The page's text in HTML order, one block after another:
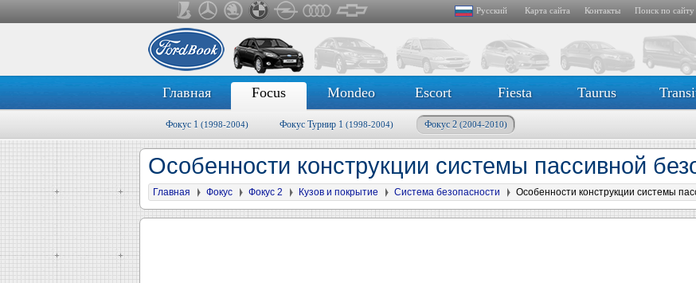
Русский Карта сайта Контакты Поиск по сайту
Главная Focus Mondeo Escort Fiesta Taurus
Фокус 1 (1998-2004) Фокус Турнир 1 (1998-2004) Фокус 2 (2004-2010)
Особенности конструкции системы пассивной
Главная Фокус Фокус 2 Кузов и покрытие Система безопасности Особенности конструкции системы